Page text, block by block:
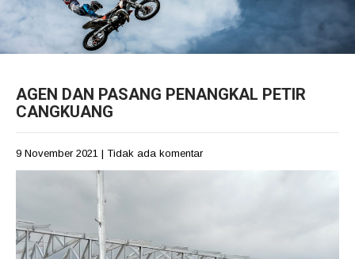
AGEN DAN PASANG PENANGKAL PETIR
CANGKUANG
9 November 2021 | Tidak ada komentar